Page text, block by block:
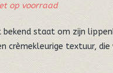
op voorraad
bekend staat om zijn
crèmekleurige textuur,